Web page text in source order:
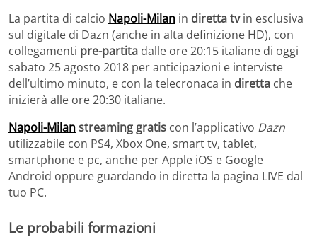
La partita di calcio Napoli-Milan in diretta tvin esclusiva
sul digitale di Dazn (anche in alta definizione HD), con
collegamenti pre-partita dalle ore 20:15 italiane di oggi
sabato 25 agosto 2018 per anticipazioni e interviste
dell’ultimo minuto, e con la telecronaca in diretta che
inizierà alle ore 20:30 italiane.
Napoli-Milanstreaming gratis con l’applicativo Dazn
utilizzabile con PS4, Xbox One, smart tv, tablet,
smartphone e pc, anche per Apple iOS e Google
Android oppure guardando in diretta la pagina LIVE dal
tuo PC.
Le probabili formazioni